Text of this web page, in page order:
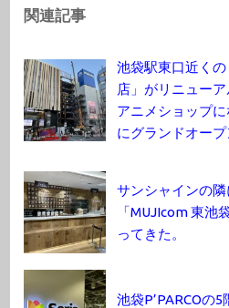
関連記事
池袋駅東口近く
店」がリニュー
アニメショップ
にグランドオープ
サンシャインの
「MUJIcom 東池
ってきた。
池袋P’PARCOの